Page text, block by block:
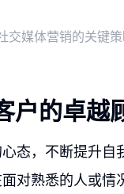
交媒体营销的关键
户的卓越
态，不断提升自
对熟悉的人或情